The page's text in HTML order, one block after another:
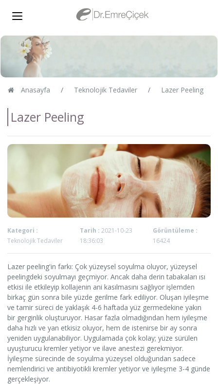
Anasayfa Teknolojik Tedaviler Lazer Peeling
Lazer Peeling
Kategori :
Teknolojik Tedaviler
Tarih :2021-10-23
18:36:03
Görüntüleme :
16424
Lazer peeling'in farkı: Çok yüzeysel soyulma oluyor, yüzeysel
peelingdeki soyulmayı geçmiyor. Ancak daha derin tabakaları ısı
etkisi ile etkileyip kollajenin ani kasılmasını sağlıyor işlemden
birkaç gün sonra bile yüzde gerilme fark ediliyor. Oluşan iyileşme
ve tamir süreci de yaklaşık 4-6 haftada yüz germedekine yakın
bir gerginlik oluşturuyor. Hasar fazla olmadığından hem iyileşme
daha hızlı ve yan etkisiz oluyor, hem de istenirse bir ay sonra
yeniden uygulanabiliyor. Uygulamada çok kolay; yüze sürülen
uyuşturucu kremler yetiyor ve ilave anestezi gerekmiyor.
İyileşme sürecinde de soyulma yüzeysel olduğundan sadece
nemlendirici ve antibiyotikli kremler yetiyor ve iyileşme 3-4 günde
gerçekleşiyor.